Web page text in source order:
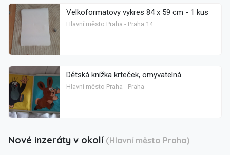
Velkoformatovy vykres 84 x 59 cm - 1 kus
Hlavní město Praha - Praha 14
Dětská knížka krteček, omyvatelná
Hlavní město Praha - Praha
Nové inzeráty v okolí (Hlavní město Praha)